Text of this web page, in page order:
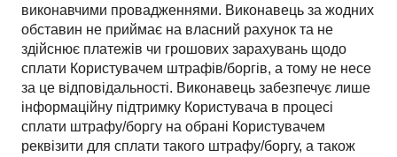
виконавчими провадженнями. Виконавець за жодних
обставин не приймає на власний рахунок та не
здійснює платежів чи грошових зарахувань щодо
сплати Користувачем штрафів/боргів, а тому не несе
за це відповідальності. Виконавець забезпечує лише
інформаційну підтримку Користувача в процесі
сплати штрафу/боргу на обрані Користувачем
реквізити для сплати такого штрафу/боргу, а також